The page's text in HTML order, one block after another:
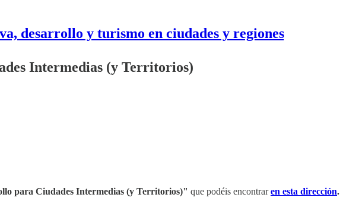
desarrollo y turismo en ciudades y regiones
Intermedias (y Territorios)
para Ciudades Intermedias (y Territorios)" que podéis encontraren esta dirección.